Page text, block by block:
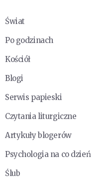
Świat
Po godzinach
Kościół
Blogi
Serwis papieski
Czytania liturgiczne
Artykuły blogerów
Psychologia na co dzień
Ślub